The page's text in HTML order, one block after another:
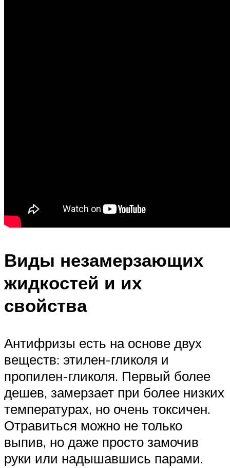
Виды незамерзающих
жидкостей и их
свойства
Антифризы есть на основе двух
веществ: этилен-гликоля и
пропилен-гликоля. Первый более
дешев, замерзает при более низких
температурах, но очень токсичен.
Отравиться можно не только
выпив, но даже просто замочив
руки или надышавшись парами.